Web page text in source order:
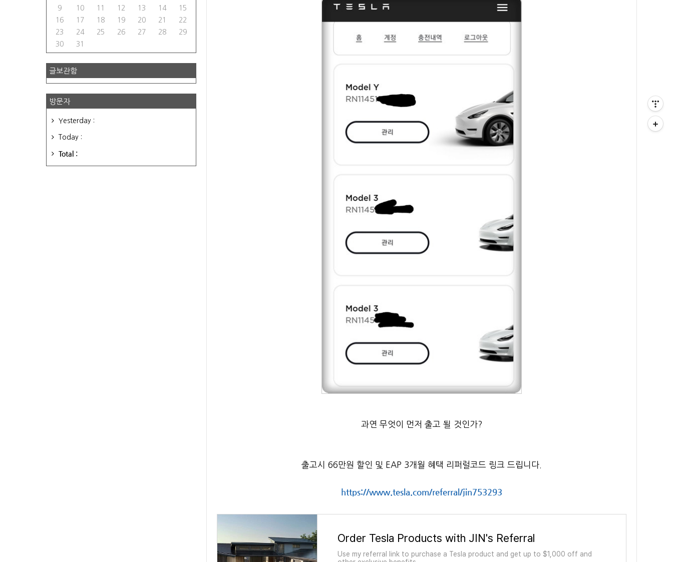
과연 무엇이 먼저 출고 될 것인가?
출고시 66만원 할인 및 EAP 3개월 혜택 리퍼럴코드 링크 드립니다.
https://www.tesla.com/referral/jin753293
Order Tesla Products with JIN's Referral
Use my referral link to purchase a Tesla product and get up to $1,000 off and
9
10 11 12 13 14
15
16
17 18 19 20 21
22
23
24 25 26 27 28
29
30
31
글보관함
방문자
Yesterday :
Today :
Total :